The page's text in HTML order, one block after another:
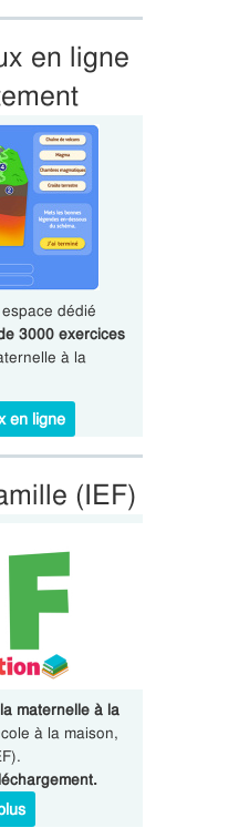
en ligne
dédié
3000 exercices
à la
en ligne
(IEF)
maternelle à la
à la maison,